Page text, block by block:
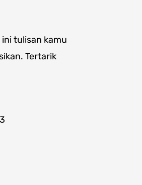
tulisan kamu
Tertarik